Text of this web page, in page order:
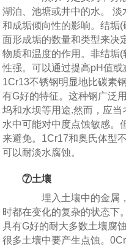
湖泊、池塘或井中的水。
和成垢倾向性的影响。结垢
面形成垢的数量和类型来决
物质和温度的作用。非结垢
性强。可以通过提高pH值或
1Cr13不锈钢明显地比碳素
有G好的特征。这种钢广泛
坞和水坝等用途.然而，应
水中可能对中度点蚀敏感。
来避免。1Cr17和奥氏体型
可以耐淡水腐蚀。
⑦土壤
埋入土壤中的金属，
时都在变化的复杂的状态下
具有G好的耐大多数土壤腐
很多土壤中要产生点蚀。